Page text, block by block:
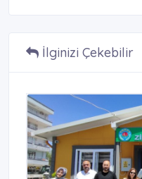
İlginizi Çekebilir